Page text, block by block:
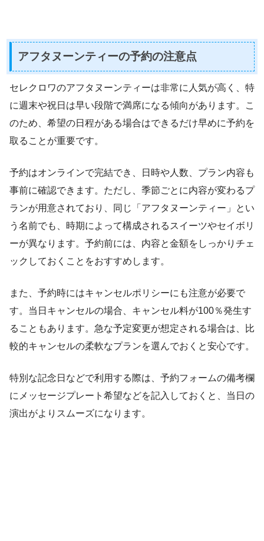
アフタヌーンティーの予約の注意点
セレクロワのアフタヌーンティーは非常に人気が高く、特
に週末や祝日は早い段階で満席になる傾向があります。こ
のため、希望の日程がある場合はできるだけ早めに予約を
取ることが重要です。
予約はオンラインで完結でき、日時や人数、プラン内容も
事前に確認できます。ただし、季節ごとに内容が変わるプ
ランが用意されており、同じ「アフタヌーンティー」とい
う名前でも、時期によって構成されるスイーツやセイボリ
ーが異なります。予約前には、内容と金額をしっかりチェ
ックしておくことをおすすめします。
また、予約時にはキャンセルポリシーにも注意が必要で
す。当日キャンセルの場合、キャンセル料が100％発生す
ることもあります。急な予定変更が想定される場合は、比
較的キャンセルの柔軟なプランを選んでおくと安心です。
特別な記念日などで利用する際は、予約フォームの備考欄
にメッセージプレート希望などを記入しておくと、当日の
演出がよりスムーズになります。